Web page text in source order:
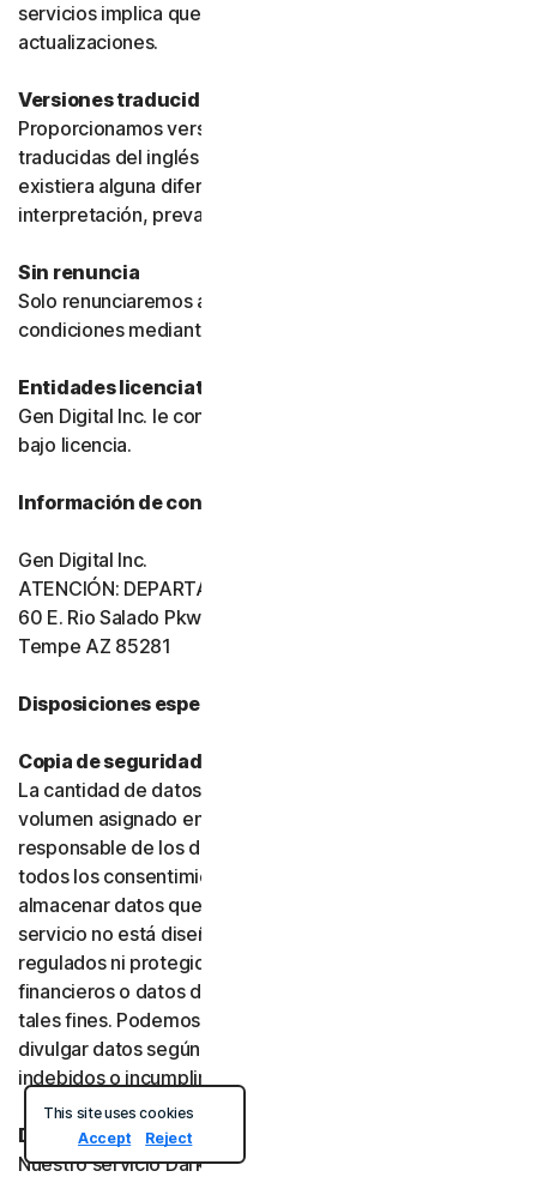
servicios implica que usted acepta dichos cambios o
actualizaciones.
Versiones traducidas
Proporcionamos versiones de estas condiciones
traducidas del inglés únicamente para su comodidad. Si
existiera alguna diferencia de significado o
interpretación, prevalecerá la versión en inglés.
Sin renuncia
Solo renunciaremos a una disposición de estas
condiciones mediante un documento firmado.
Entidades licenciatarias
Gen Digital Inc. le concede el software y los servicios
bajo licencia.
Información de contacto de Gen Digital
Gen Digital Inc.
ATENCIÓN: DEPARTAMENTO LEGAL
60 E. Rio Salado Pkwy, Ste 1000
Tempe AZ 85281
Disposiciones específicas del producto:
Copia de seguridad en la nube o en línea
La cantidad de datos que puede almacenar se limita al
volumen asignado en su plan. Usted es el único
responsable de los datos que almacene y debe obtener
todos los consentimientos necesarios antes de
almacenar datos que pertenezcan a terceros. Este
servicio no está diseñado para almacenar datos
regulados ni protegidos, como datos de servicios
financieros o datos de salud, y no debe utilizarse con
tales fines. Podemos supervisar, revisar, conservar y
divulgar datos según lo exija la ley o para investigar usos
indebidos o incumplimientos.
Dark Web Monitoring
Nuestro servicio Dark Web Monitoring no está disponible
This site uses cookies
Accept
Reject